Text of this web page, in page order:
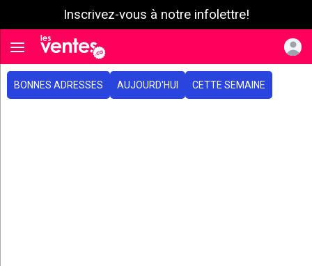
Inscrivez-vous à notre infolettre!
Toggle navigation
BONNES ADRESSES AUJOURD'HUI CETTE SEMAINE